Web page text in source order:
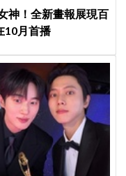
神！全新畫報展現百
10月首播